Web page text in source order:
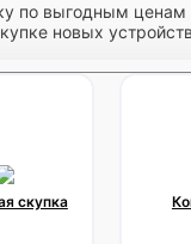
по выгодным
новых
скупка